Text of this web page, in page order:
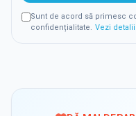
Sunt de acord să primesc
confidențialitate. Vezi detalii